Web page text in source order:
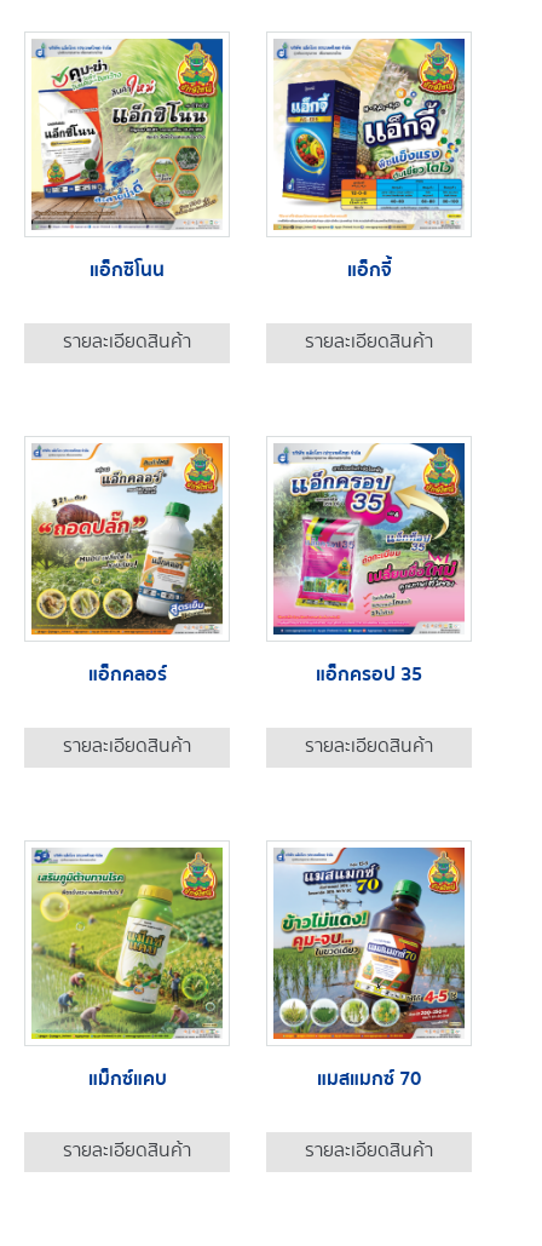
แอ็กซิโนน
รายละเอียดสินค้า
แอ็กจี้
รายละเอียดสินค้า
แอ็กคลอร์
รายละเอียดสินค้า
แอ็กครอป 35
รายละเอียดสินค้า
แม็กซ์แคบ
รายละเอียดสินค้า
แมสแมกซ์ 70
รายละเอียดสินค้า